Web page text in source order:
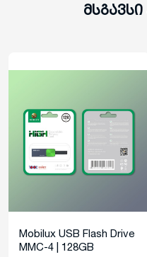
მსგავსი
Mobilux USB Flash Drive
MMC-4 | 128GB